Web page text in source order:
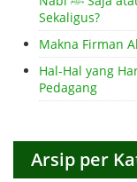
Sekaligus?
Hal-Hal yang
Pedagang
Arsip per